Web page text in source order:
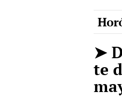
➤
te